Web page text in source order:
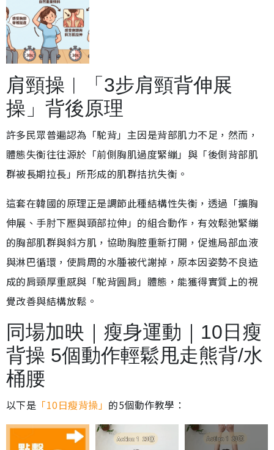
肩頸操︱「3步肩頸背伸展
操」背後原理
許多民眾普遍認為「駝背」主因是背部肌力不足，然而，
體態失衡往往源於「前側胸肌過度緊繃」與「後側背部肌
群被長期拉長」所形成的肌群拮抗失衡。
這套在韓國的原理正是調節此種結構性失衡，透過「擴胸
伸展、手肘下壓與頸部拉伸」的組合動作，有效鬆弛緊繃
的胸部肌群與斜方肌，協助胸腔重新打開，促進局部血液
與淋巴循環，使肩周的水腫被代謝掉，原本因姿勢不良造
成的肩頸厚重感與「駝背圓肩」體態，能獲得實質上的視
覺改善與結構放鬆。
同場加映｜瘦身運動｜10日瘦
背操 5個動作輕鬆甩走熊背/水
桶腰
以下是 「10日瘦背操」 的5個動作教學：